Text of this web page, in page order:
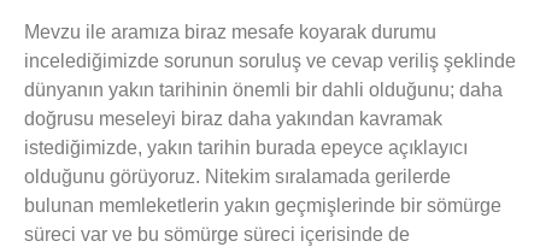
Mevzu ile aramıza biraz mesafe koyarak durumu
incelediğimizde sorunun soruluş ve cevap veriliş şeklinde
dünyanın yakın tarihinin önemli bir dahli olduğunu; daha
doğrusu meseleyi biraz daha yakından kavramak
istediğimizde, yakın tarihin burada epeyce açıklayıcı
olduğunu görüyoruz. Nitekim sıralamada gerilerde
bulunan memleketlerin yakın geçmişlerinde bir sömürge
süreci var ve bu sömürge süreci içerisinde de